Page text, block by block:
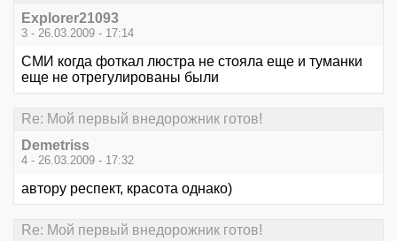
Explorer21093
3 - 26.03.2009 - 17:14
СМИ когда фоткал люстра не стояла еще и туманки
еще не отрегулированы были
Re: Мой первый внедорожник готов!
Demetriss
4 - 26.03.2009 - 17:32
автору респект, красота однако)
Re: Мой первый внедорожник готов!